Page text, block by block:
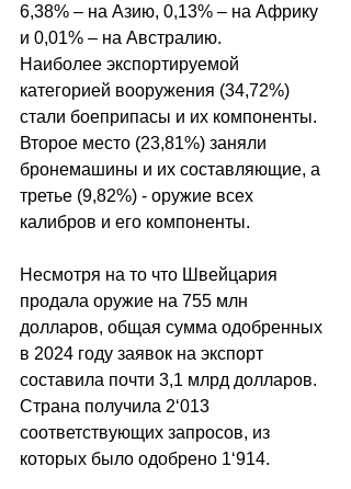
6,38% – на Азию, 0,13% – на Африку
и 0,01% – на Австралию.
Наиболее экспортируемой
категорией вооружения (34,72%)
стали боеприпасы и их компоненты.
Второе место (23,81%) заняли
бронемашины и их составляющие, а
третье (9,82%) - оружие всех
калибров и его компоненты.
Несмотря на то что Швейцария
продала оружие на 755 млн
долларов, общая сумма одобренных
в 2024 году заявок на экспорт
составила почти 3,1 млрд долларов.
Страна получила 2‘013
соответствующих запросов, из
которых было одобрено 1‘914.